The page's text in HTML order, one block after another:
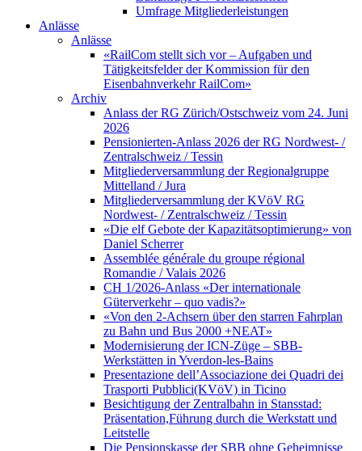
Umfrage Mitgliederleistungen
Anlässe
Anlässe
«RailCom stellt sich vor – Aufgaben und
Tätigkeitsfelder der Kommission für den
Eisenbahnverkehr RailCom»
Archiv
Anlass der RG Zürich/Ostschweiz vom 24. Juni
2026
Pensionierten-Anlass 2026 der RG Nordwest- /
Zentralschweiz / Tessin
Mitgliederversammlung der Regionalgruppe
Mittelland / Jura
Mitgliederversammlung der KVöV RG
Nordwest- / Zentralschweiz / Tessin
«Die elf Gebote der Kapazitätsoptimierung» von
Daniel Scherrer
Assemblée générale du groupe régional
Romandie / Valais 2026
CH 1/2026-Anlass «Der internationale
Güterverkehr – quo vadis?»
«Von den 2-Achsern über den starren Fahrplan
zu Bahn und Bus 2000 +NEAT»
Modernisierung der ICN-Züge – SBB-
Werkstätten in Yverdon-les-Bains
Presentazione dell’Associazione dei Quadri dei
Trasporti Pubblici(KVöV) in Ticino
Besichtigung der Zentralbahn in Stansstad:
Präsentation,Führung durch die Werkstatt und
Leitstelle
Die Pensionskasse der SBB ohne Geheimnisse